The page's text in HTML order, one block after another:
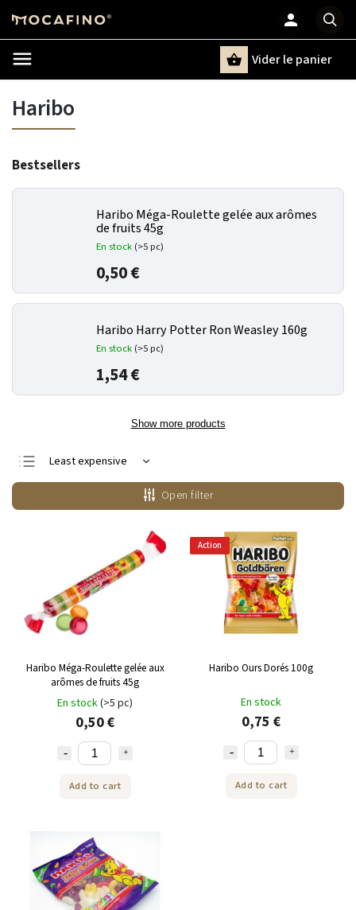
Chercher
Vider le panier
Haribo
Bestsellers
Haribo Méga-Roulette gelée aux arômes
de fruits 45g
En stock (>5 pc)
0,50 €
Haribo Harry Potter Ron Weasley 160g
En stock (>5 pc)
1,54 €
Show more products
Least expensive
Most expensive
Bestsellers
Open filter
Haribo Méga-Roulette gelée aux
arômes de fruits 45g
En stock(>5 pc)
0,50 €
Add to cart
Action
Haribo Ours Dorés 100g
En stock
0,75 €
Add to cart